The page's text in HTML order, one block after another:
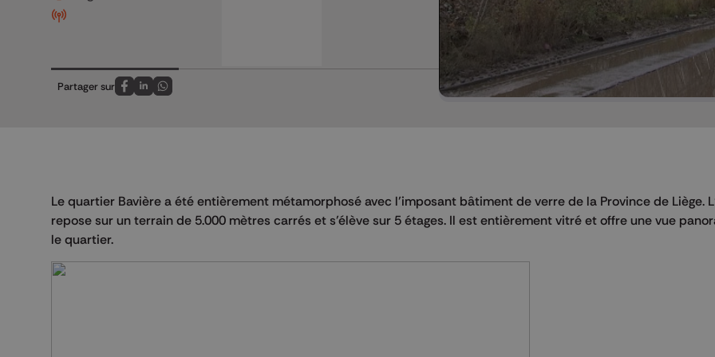
Partager sur
Partagez sur FaceBook
Partagez sur LinkedIn
Partagez sur Whatsapp
Le quartier Bavière a été entièrement métamorphosé avec l’imposant bâtiment de verre de la Province de Liège.
repose sur un terrain de 5.000 mètres carrés et s’élève sur 5 étages. Il est entièrement vitré et offre une vue
le quartier.